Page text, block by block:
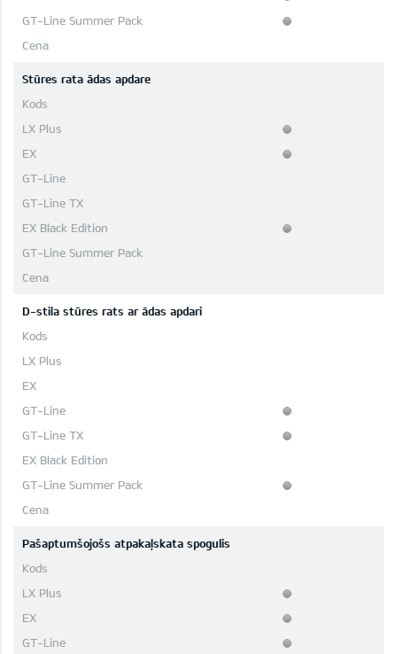
Stūres rata ādas apdare
D-stila stūres rats ar ādas apdari
Pašaptumšojošs atpakaļskata spogulis